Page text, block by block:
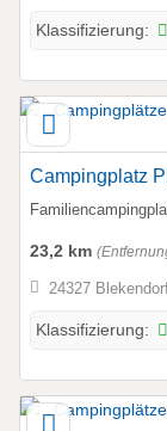
Klassifizierung:
Campingplatz
23,2 km
24327
Klassifizierung: